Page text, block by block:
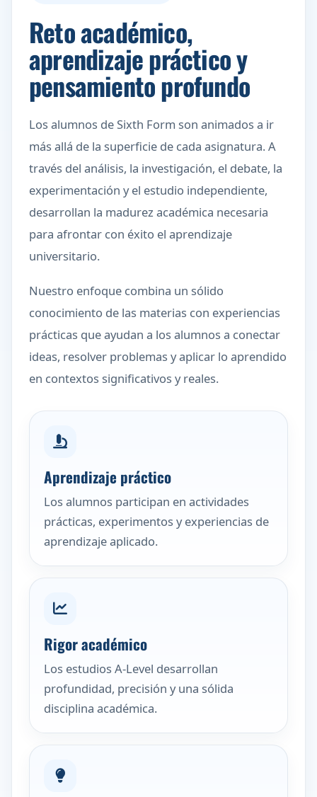
Reto académico,
aprendizaje práctico y
pensamiento profundo
Los alumnos de Sixth Form son animados a ir
más allá de la superficie de cada asignatura. A
través del análisis, la investigación, el debate, la
experimentación y el estudio independiente,
desarrollan la madurez académica necesaria
para afrontar con éxito el aprendizaje
universitario.
Nuestro enfoque combina un sólido
conocimiento de las materias con experiencias
prácticas que ayudan a los alumnos a conectar
ideas, resolver problemas y aplicar lo aprendido
en contextos significativos y reales.
Aprendizaje práctico
Los alumnos participan en actividades
prácticas, experimentos y experiencias de
aprendizaje aplicado.
Rigor académico
Los estudios A-Level desarrollan
profundidad, precisión y una sólida
disciplina académica.